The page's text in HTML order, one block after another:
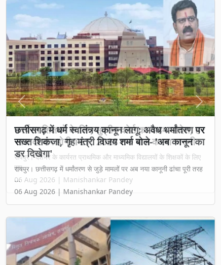
छत्तीसगढ़ में धर्म स्वातंत्र्य कानून लागू: अवैध धर्मांतरण पर
सख्त शिकंजा, गृह मंत्री विजय शर्मा बोले- 'अब कानून का
डर दिखेगा'
रायपुर। छत्तीसगढ़ में धर्मांतरण से जुड़े मामलों पर अब नया कानूनी ढांचा पूरी तरह
...
06 Aug 2026 | Manishankar Pandey
Previous Next